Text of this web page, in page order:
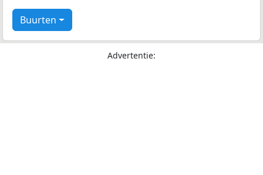
Buurten
Advertentie: